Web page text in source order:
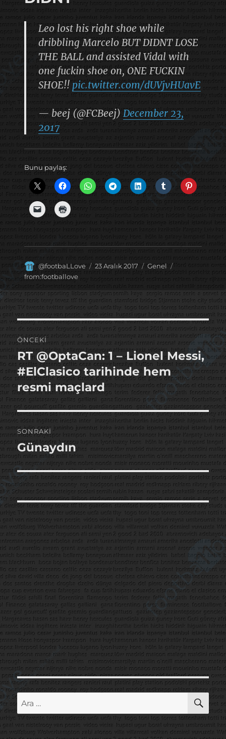
Leo lost his right shoe while
dribbling Marcelo BUT DIDNT LOSE
THE BALL and assisted Vidal with
one fuckin shoe on, ONE FUCKIN
SHOE!! pic.twitter.com/dUVjvHUavE
— beej (@FCBeej) December 23,
2017
Bunu paylaş:
Yazar
@footbaLLove
Yayın
23 Aralık 2017 Kategoriler
Genel
from:footballove
Yazı
gezinmesi
ÖNCEKI
Önceki
yazı:
RT @OptaCan: 1 – Lionel Messi,
#ElClasico tarihinde hem
resmi maçlard
SONRAKI
Sonraki
yazı:
Günaydın
Ara: